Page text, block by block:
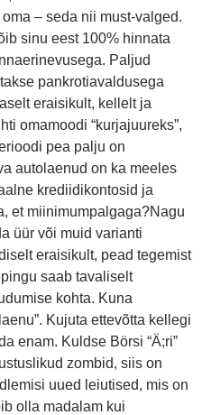
– seda nii must-valged.
sinu eest 100% hinnata
Paljud
pankrotiavaldusega
eraisikult, kellelt ja
omamoodi “kurjajuureks”,
pea palju on
autolaenud on ka meeles
krediidikontosid ja
et miinimumpalgaga?Nagu
üür või muid varianti
eraisikult, pead tegemist
saab tavaliselt
kohta. Kuna
Kujuta ettevõtta kellegi
enam. Kuldse Börsi “Ä;ri”
zombid, siis on
uued leiutised, mis on
olla madalam kui